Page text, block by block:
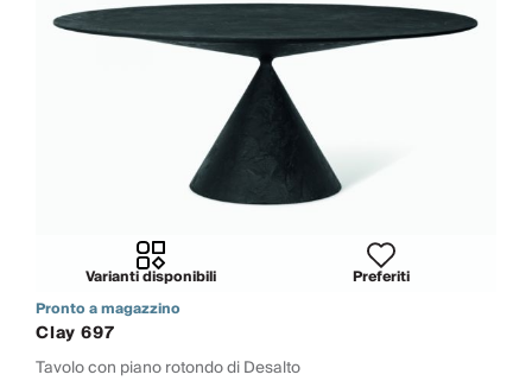
Varianti disponibili
Preferiti
Pronto a magazzino
Clay 697
Tavolo con piano rotondo di Desalto